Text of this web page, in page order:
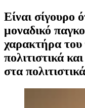
Είναι σίγουρο
μοναδικό
χαρακτήρα του
πολιτιστικά
στα